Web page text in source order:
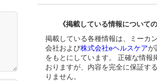
《掲載している情報について
掲載している各種情報は、ミーカ
会社および株式会社eヘルスケアが
をもとにしています。 正確な情報
おりますが、内容を完全に保証す
りません。